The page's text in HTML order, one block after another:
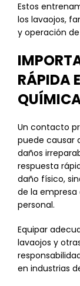
Estos
los lavaojos,
y operación
RÁPIDA
Un contacto
puede causar
daños
respuesta
daño físico,
de la empresa
personal.
Equipar
lavaojos y
en industrias